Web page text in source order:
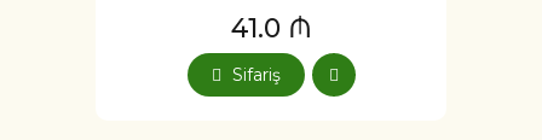
41.0 ₼
Sifariş